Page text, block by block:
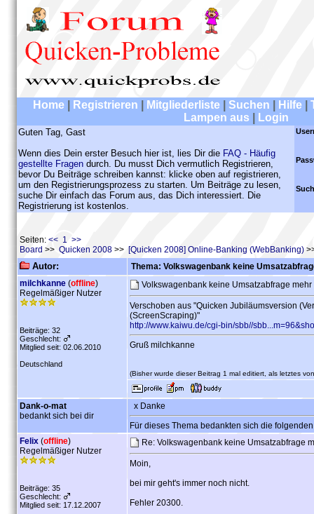
Home Registrieren Mitgliederliste Suchen Hilfe
Lampen aus
Login
Guten Tag, Gast
Wenn dies Dein erster Besuch hier ist, lies Dir die FAQ - Häufig
gestellte Fragen durch. Du musst Dich vermutlich Registrieren,
bevor Du Beiträge schreiben kannst: klicke oben auf registrieren,
um den Registrierungsprozess zu starten. Um Beiträge zu lesen,
suche Dir einfach das Forum aus, das Dich interessiert. Die
Registrierung ist kostenlos.
Seiten: << 1 >>
Board >> Quicken 2008 >> [Quicken 2008] Online-Banking (WebBanking)
Autor:
Thema: Volkswagenbank keine
milchkanne (offline)
Regelmäßiger Nutzer
Beiträge: 32
Geschlecht:
Mitglied seit: 02.06.2010
Deutschland
Volkswagenbank keine Umsatzabfrage mehr
Verschoben aus "Quicken Jubiläumsversion
(ScreenScraping)"
http://www.kaiwu.de/cgi-bin/sbb//
Gruß milchkanne
(Bisher wurde dieser Beitrag 1 mal editiert, als letztes
Dank-o-mat
bedankt sich bei dir
x Danke
Für dieses Thema bedankten sich die
Felix (offline)
Regelmäßiger Nutzer
Beiträge: 35
Geschlecht:
Mitglied seit: 17.12.2007
Re: Volkswagenbank keine Umsatzabfrage
Moin,
bei mir geht's immer noch nicht.
Fehler 20300.